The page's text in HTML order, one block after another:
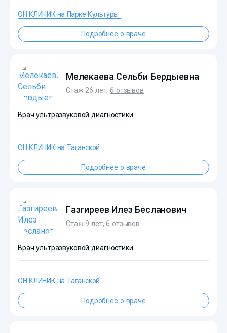
?>
ОН КЛИНИК на Парке Культуры
Подробнее о враче
?>
Мелекаева Сельби Бердыевна
Стаж 26 лет,6 отзывов
Врач ультразвуковой диагностики
ОН КЛИНИК на Таганской
Подробнее о враче
?>
Газгиреев Илез Бесланович
Стаж 9 лет,6 отзывов
Врач ультразвуковой диагностики
ОН КЛИНИК на Таганской
Подробнее о враче